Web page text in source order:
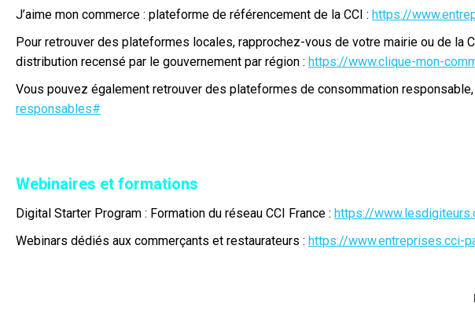
J’aime mon commerce : plateforme de référencement de la CCI : https://
Pour retrouver des plateformes locales, rapprochez-vous de votre mairie ou de
distribution recensé par le gouvernement par région : https://www.clique-mon-
Vous pouvez également retrouver des plateformes de consommation
responsables#
Webinaires et formations
Digital Starter Program : Formation du réseau CCI France : https://
Webinars dédiés aux commerçants et restaurateurs : https://www.entreprises.cci-